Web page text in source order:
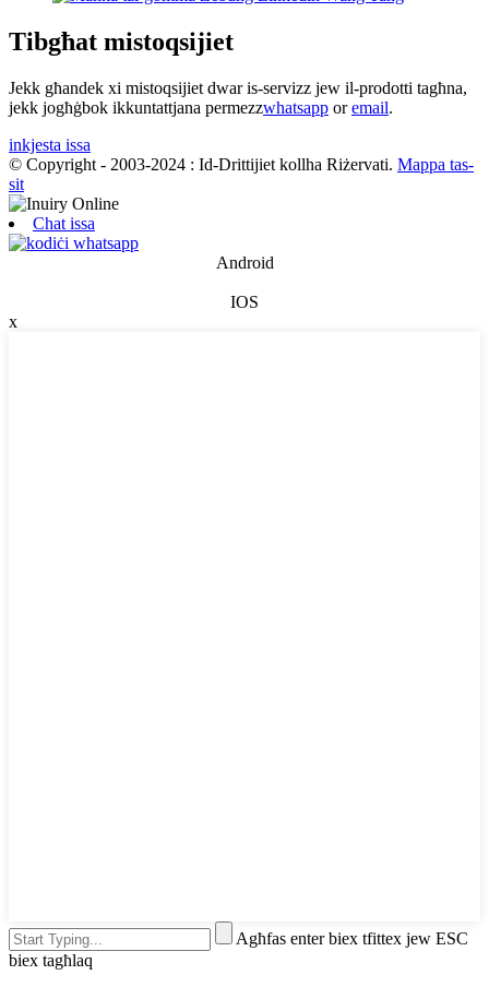
Tibgħat mistoqsijiet
Jekk għandek xi mistoqsijiet dwar is-servizz jew il-prodotti tagħna,
jekk jogħġbok ikkuntattjana permezzwhatsapp oremail.
inkjesta issa
© Copyright - 2003-2024 : Id-Drittijiet kollha Riżervati. Mappa tas-
sit
Chat issa
Android
IOS
x
Agħfas enter biex tfittex jew ESC
biex tagħlaq